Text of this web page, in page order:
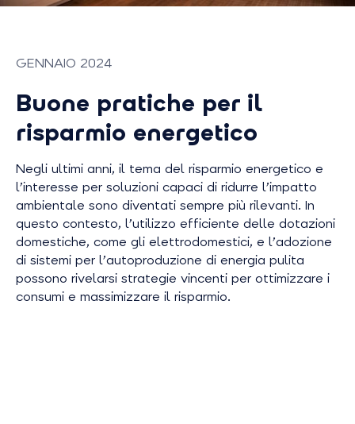
GENNAIO 2024
Buone pratiche per il
risparmio energetico
Negli ultimi anni, il tema del risparmio energetico e
l’interesse per soluzioni capaci di ridurre l’impatto
ambientale sono diventati sempre più rilevanti. In
questo contesto, l’utilizzo efficiente delle dotazioni
domestiche, come gli elettrodomestici, e l’adozione
di sistemi per l’autoproduzione di energia pulita
possono rivelarsi strategie vincenti per ottimizzare i
consumi e massimizzare il risparmio.